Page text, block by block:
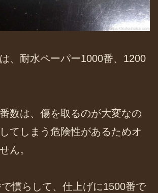
、耐水ペーパー1000番、1200
数は、傷を取るのが大変なの
てしまう危険性があるためオ
ん。
慣らして、仕上げに1500番で